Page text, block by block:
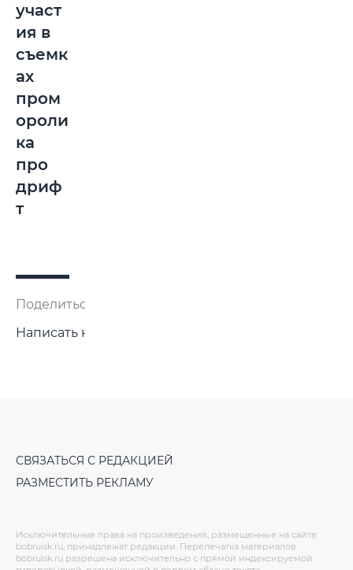
участ
ия в
съемк
ах
пром
ороли
ка
про
дриф
т
Поделиться:
Написать нам
СВЯЗАТЬСЯ С РЕДАКЦИЕЙ
РАЗМЕСТИТЬ РЕКЛАМУ
Исключительные права на произведения, размещенные на сайте
bobruisk.ru, принадлежат редакции. Перепечатка материалов
bobruisk.ru разрешена исключительно с прямой индексируемой